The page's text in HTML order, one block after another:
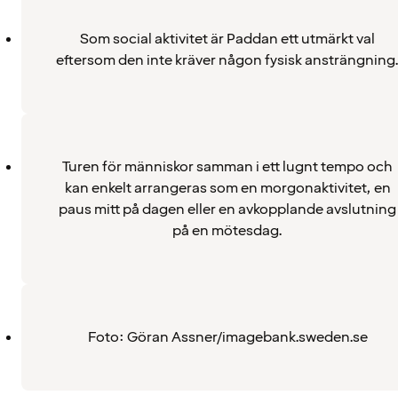
Som social aktivitet är Paddan ett utmärkt val
eftersom den inte kräver någon fysisk ansträngning.
Turen för människor samman i ett lugnt tempo och
kan enkelt arrangeras som en morgonaktivitet, en
paus mitt på dagen eller en avkopplande avslutning
på en mötesdag.
Foto: Göran Assner/imagebank.sweden.se